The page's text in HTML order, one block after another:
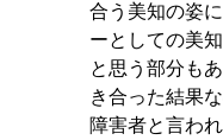
合う美知の姿
ーとしての美
と思う部分も
き合った結果
障害者と言わ